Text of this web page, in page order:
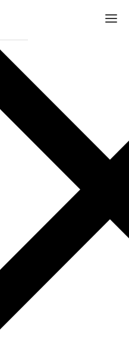
BROWN
*наличие
модель
Экспресс”.